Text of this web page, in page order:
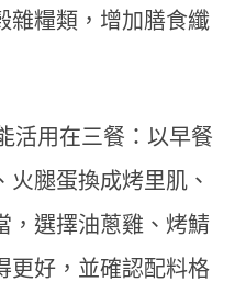
雜糧類，增加膳食纖
活用在三餐：以早餐
腿蛋換成烤里肌、
，選擇油蔥雞、烤鯖
更好，並確認配料格